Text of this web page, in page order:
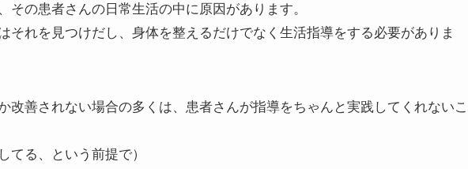
その患者さんの日常生活の中に原因があります。
それを見つけだし、身体を整えるだけでなく生活指導をする必要がありま
改善されない場合の多くは、患者さんが指導をちゃんと実践してくれないこ
てる、という前提で）